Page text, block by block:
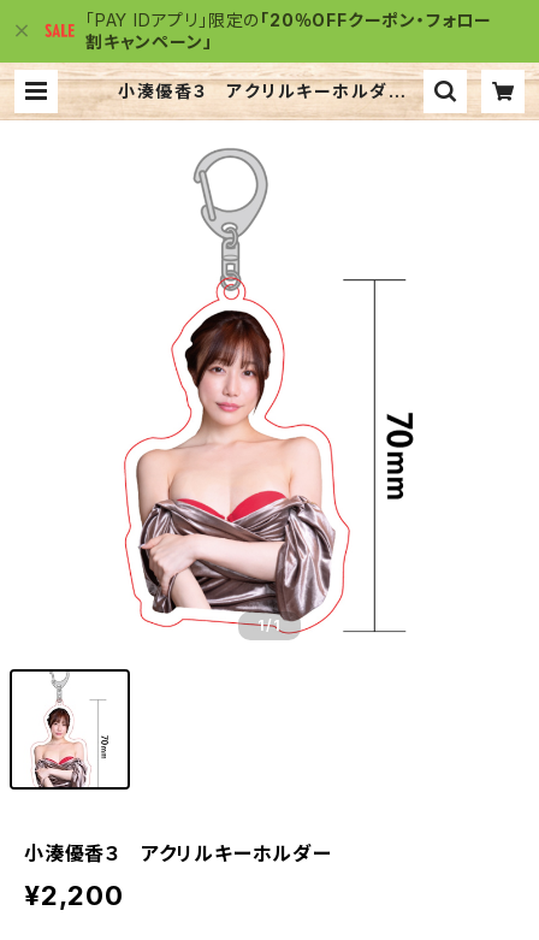
「PAY IDアプリ」限定の 「20％OFFクーポン・フォロー
割キャンペーン」
小湊優香３ アクリルキーホルダー |
アクリルJACK
1/1
小湊優香３ アクリルキーホルダー
¥2,200